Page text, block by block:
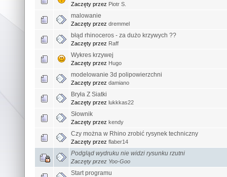
Zaczęty przez Piotr S.
malowanie
Zaczęty przez dremmel
błąd rhinoceros - za dużo krzywych ??
Zaczęty przez Raff
Wykres krzywej
Zaczęty przez Hugo
modelowanie 3d polipowierzchni
Zaczęty przez damiano
Bryła Z Siatki
Zaczęty przez lukkkas22
Słownik
Zaczęty przez kendy
Czy można w Rhino zrobić rysynek techniczny
Zaczęty przez flaber14
Podgląd wydruku nie widzi rysunku rzutni
Zaczęty przez Yoo-Goo
Start programu